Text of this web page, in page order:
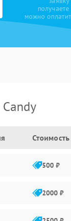
можно
Стоимость
500 ₽
2000 ₽